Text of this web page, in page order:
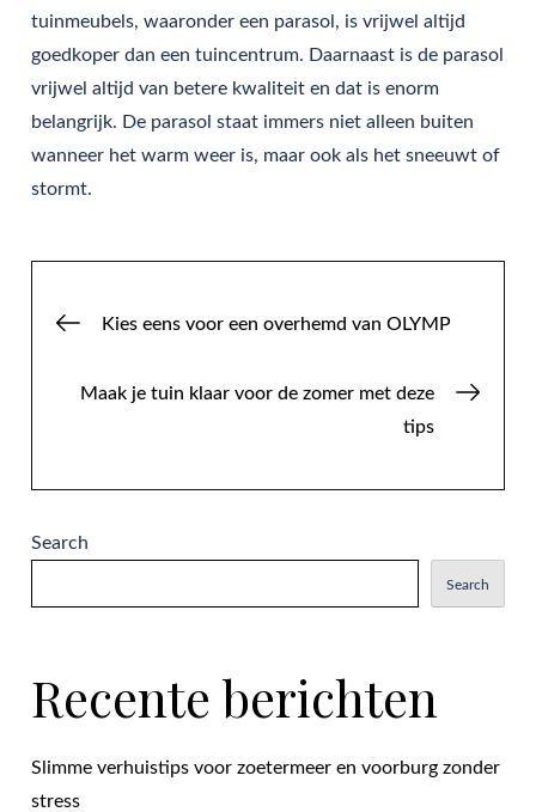
tuinmeubels, waaronder een parasol, is vrijwel altijd
goedkoper dan een tuincentrum. Daarnaast is de parasol
vrijwel altijd van betere kwaliteit en dat is enorm
belangrijk. De parasol staat immers niet alleen buiten
wanneer het warm weer is, maar ook als het sneeuwt of
stormt.
Post
navigation
Kies eens voor een overhemd van OLYMP
Maak je tuin klaar voor de zomer met deze
tips
Search
Search
Recente berichten
Slimme verhuistips voor zoetermeer en voorburg zonder
stress